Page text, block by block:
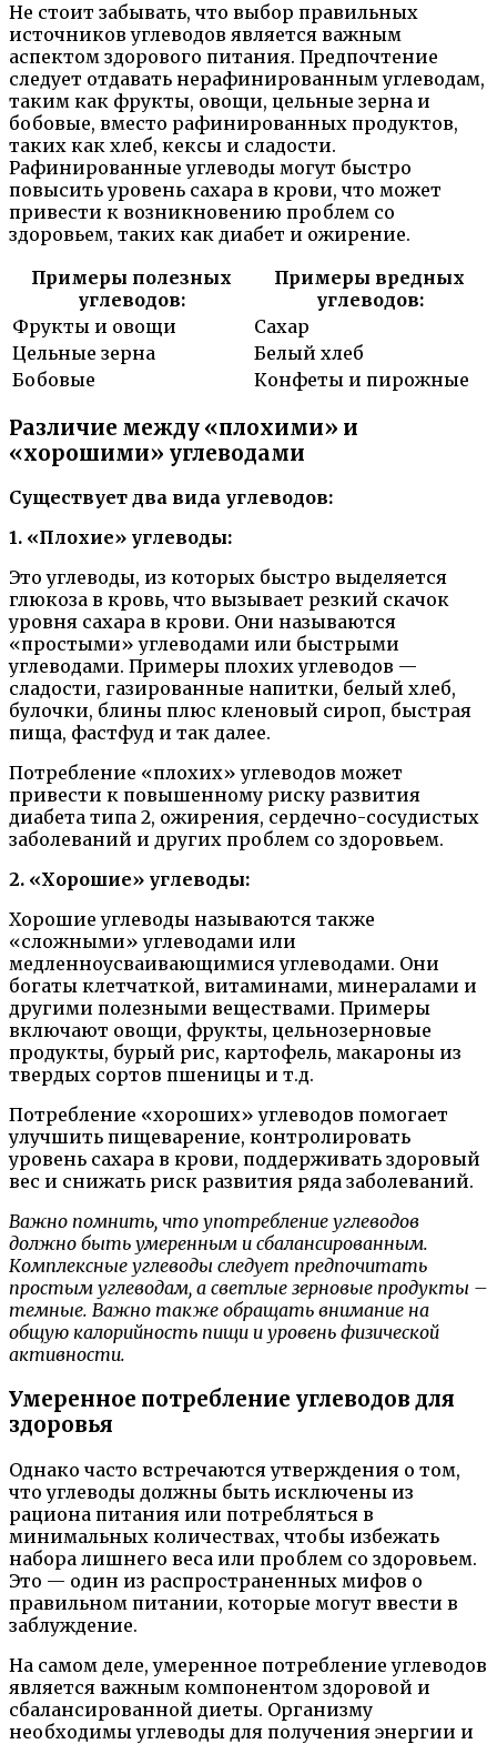
Не стоит забывать, что выбор правильных
источников углеводов является важным
аспектом здорового питания. Предпочтение
следует отдавать нерафинированным углеводам,
таким как фрукты, овощи, цельные зерна и
бобовые, вместо рафинированных продуктов,
таких как хлеб, кексы и сладости.
Рафинированные углеводы могут быстро
повысить уровень сахара в крови, что может
привести к возникновению проблем со
здоровьем, таких как диабет и ожирение.
Примеры полезных
углеводов:
Примеры вредных
углеводов:
Фрукты и овощи
Сахар
Цельные зерна
Белый хлеб
Бобовые
Конфеты и пирожные
Различие между «плохими» и
«хорошими» углеводами
Существует два вида углеводов:
1. «Плохие» углеводы:
Это углеводы, из которых быстро выделяется
глюкоза в кровь, что вызывает резкий скачок
уровня сахара в крови. Они называются
«простыми» углеводами или быстрыми
углеводами. Примеры плохих углеводов —
сладости, газированные напитки, белый хлеб,
булочки, блины плюс кленовый сироп, быстрая
пища, фастфуд и так далее.
Потребление «плохих» углеводов может
привести к повышенному риску развития
диабета типа 2, ожирения, сердечно-сосудистых
заболеваний и других проблем со здоровьем.
2. «Хорошие» углеводы:
Хорошие углеводы называются также
«сложными» углеводами или
медленноусваивающимися углеводами. Они
богаты клетчаткой, витаминами, минералами и
другими полезными веществами. Примеры
включают овощи, фрукты, цельнозерновые
продукты, бурый рис, картофель, макароны из
твердых сортов пшеницы и т.д.
Потребление «хороших» углеводов помогает
улучшить пищеварение, контролировать
уровень сахара в крови, поддерживать здоровый
вес и снижать риск развития ряда заболеваний.
Важно помнить, что употребление углеводов
должно быть умеренным и сбалансированным.
Комплексные углеводы следует предпочитать
простым углеводам, а светлые зерновые продукты –
темные. Важно также обращать внимание на
общую калорийность пищи и уровень физической
активности.
Умеренное потребление углеводов для
здоровья
Однако часто встречаются утверждения о том,
что углеводы должны быть исключены из
рациона питания или потребляться в
минимальных количествах, чтобы избежать
набора лишнего веса или проблем со здоровьем.
Это — один из распространенных мифов о
правильном питании, которые могут ввести в
заблуждение.
На самом деле, умеренное потребление углеводов
является важным компонентом здоровой и
сбалансированной диеты. Организму
необходимы углеводы для получения энергии и